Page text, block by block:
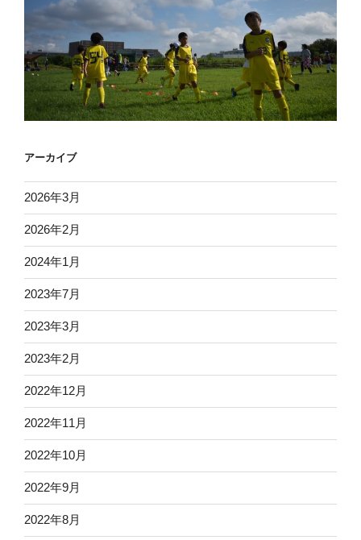
アーカイブ
2026年3月
2026年2月
2024年1月
2023年7月
2023年3月
2023年2月
2022年12月
2022年11月
2022年10月
2022年9月
2022年8月